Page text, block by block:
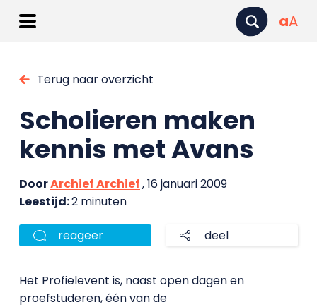
aA
Terug naar overzicht
Scholieren maken
kennis met Avans
DoorArchief Archief, 16 januari 2009
Leestijd:2 minuten
reageer deel
Het Profielevent is, naast open dagen en
proefstuderen, één van de